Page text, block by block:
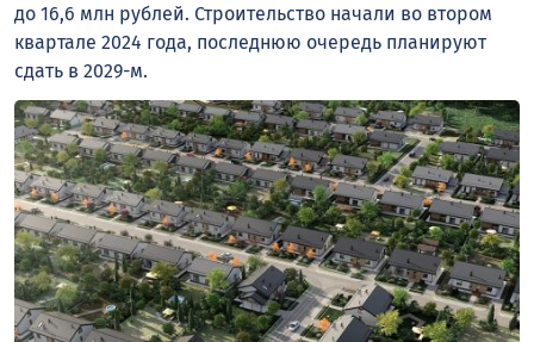
до 16,6 млн рублей. Строительство начали во втором
квартале 2024 года, последнюю очередь планируют
сдать в 2029-м.